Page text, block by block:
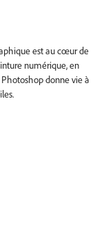
est au cœur de
numérique, en
donne vie à